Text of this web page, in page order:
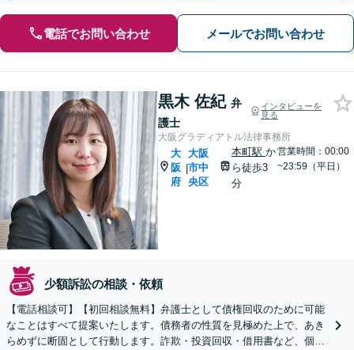
電話でお問い合わせ メールでお問い合わせ
黒木 佐紀 弁
護士
インタビューを
見る
大阪グラディアトル法律事務所
大
阪
府
|
大阪
市中
央区
本町駅 か
ら徒歩3
分
営業時間：00:00
~23:59（平日）
少額訴訟の相談・依頼
【電話相談可】【初回相談無料】弁護士として債権回収のために可能
なことはすべて提案いたします。債務者の性質を見極めた上で、あき
らめずに断固として行動します。詐欺・投資回収・借用書など、個